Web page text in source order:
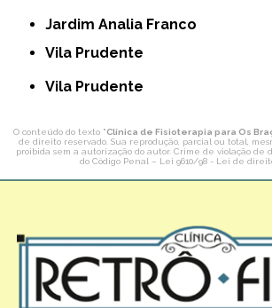
Jardim Analia Franco
Vila Prudente
Vila Prudente
O conteúdo do texto "Clínica de Fisioterapia para Os
de direito reservado. Sua reprodução, parcial ou total,
proibida sem a autorização do autor. Crime de violação de
do Código Penal – Lei 9610/98 - Lei de